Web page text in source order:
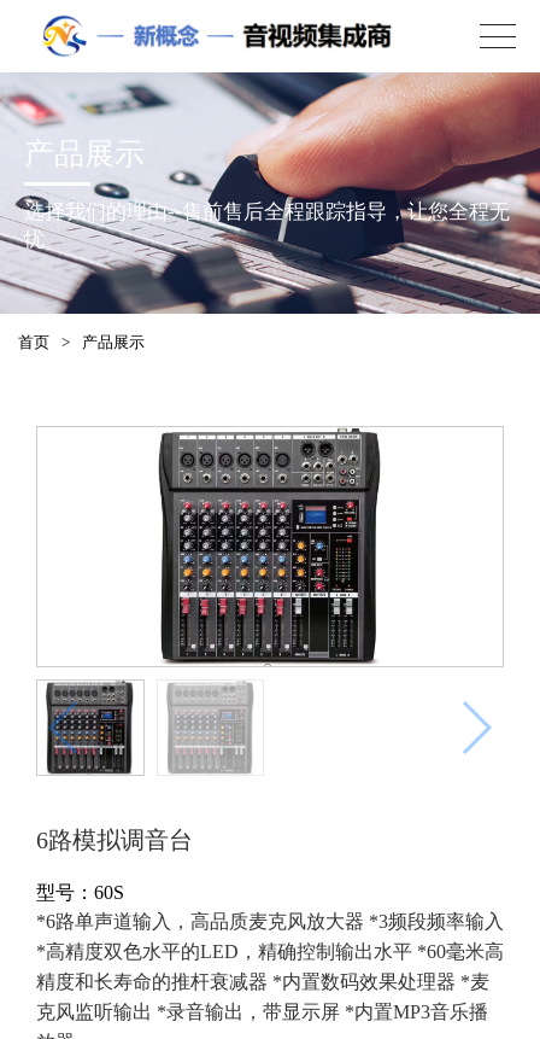
产品展示
选择我们的理由--售前售后全程跟踪指导，让您全程无
忧
首页 > 产品展示
6路模拟调音台
型号：60S
*6路单声道输入，高品质麦克风放大器 *3频段频率输入
*高精度双色水平的LED，精确控制输出水平 *60毫米高
精度和长寿命的推杆衰减器 *内置数码效果处理器 *麦
克风监听输出 *录音输出，带显示屏 *内置MP3音乐播